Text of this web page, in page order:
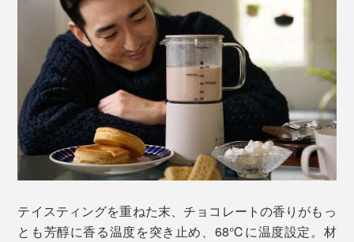
テイスティングを重ねた末、チョコレートの香りがもっ
とも芳醇に香る温度を突き止め、68℃に温度設定。材